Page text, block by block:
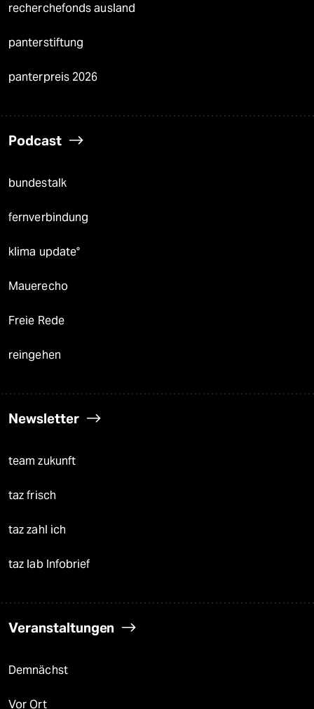
recherchefonds ausland
panterstiftung
panterpreis 2026
Podcast
bundestalk
fernverbindung
klima update°
Mauerecho
Freie Rede
reingehen
Newsletter
team zukunft
taz frisch
taz zahl ich
taz lab Infobrief
Veranstaltungen
Demnächst
Vor Ort